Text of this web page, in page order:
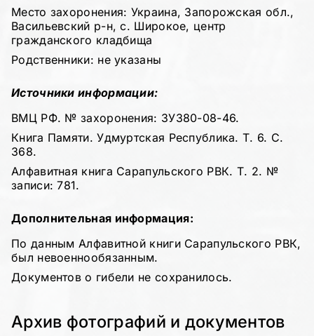
Место захоронения: Украина, Запорожская обл.,
Васильевский р-н, с. Широкое, центр
гражданского кладбища
Родственники: не указаны
Источники информации:
ВМЦ РФ. № захоронения: ЗУ380-08-46.
Книга Памяти. Удмуртская Республика. Т. 6. С.
368.
Алфавитная книга Сарапульского РВК. Т. 2. №
записи: 781.
Дополнительная информация:
По данным Алфавитной книги Сарапульского РВК,
был невоеннообязанным.
Документов о гибели не сохранилось.
Архив фотографий и документов